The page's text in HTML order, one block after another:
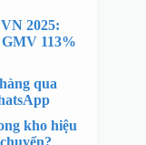
2025:
113%
qua
kho hiệu